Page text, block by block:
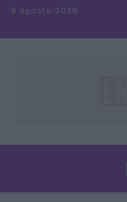
Saltar al contenido
8 agosto 2026